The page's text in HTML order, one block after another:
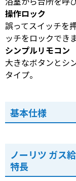
操作ロック
誤ってスイッチを
ッチをロックできま
シンプルリモコン
大きなボタンとシ
タイプ。
基本仕様
ノーリツ ガス
特長